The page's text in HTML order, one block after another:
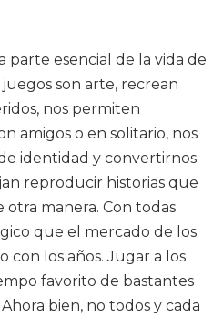
parte esencial de la vida de
son arte, recrean
nos permiten
amigos o en solitario, nos
identidad y convertirnos
reproducir historias que
manera. Con todas
que el mercado de los
con los años. Jugar a los
favorito de bastantes
bien, no todos y cada